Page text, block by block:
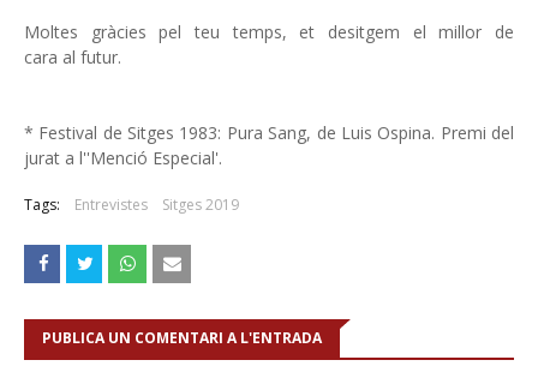
Moltes gràcies pel teu temps, et desitgem el millor de
cara al futur.
* Festival de Sitges 1983: Pura Sang, de Luis Ospina. Premi del
jurat a l''Menció Especial'.
Tags: Entrevistes Sitges 2019
PUBLICA UN COMENTARI A L'ENTRADA